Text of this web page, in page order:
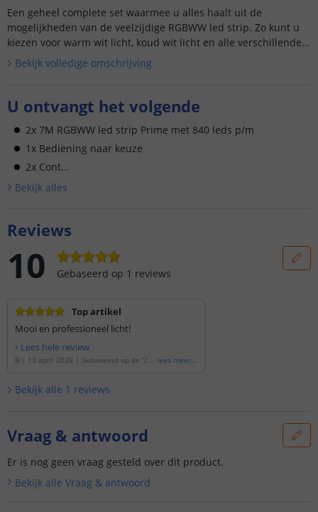
Een geheel complete set waarmee u alles haalt uit de
mogelijkheden van de veelzijdige RGBWW led strip. Zo kunt u
kiezen voor warm wit licht, koud wit licht en alle verschillende
k...Bekijk volledige omschrijving
U ontvangt het volgende
2x 7M RGBWW led strip Prime met 840 leds p/m
1x Bediening naar keuze
2x Cont...
Bekijk alles
Reviews
10 Gebaseerd op 1 reviews
Top artikel
Mooi en professioneel licht!
Lees hele review
B | 13 april 2026 | Gebaseerd op de 20
lees meer...
Bekijk alle 1 reviews
Vraag & antwoord
Er is nog geen vraag gesteld over dit product.
Bekijk alle Vraag & antwoord